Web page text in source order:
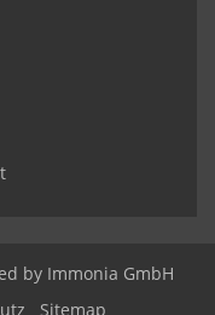
by Immonia GmbH
Sitemap